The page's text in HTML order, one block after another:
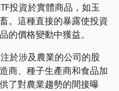
投資於實體商品，如玉
。這種直接的暴露使投資
的價格變動中獲益。
於涉及農業的公司的股
商、種子生產商和食品加
了對農業趨勢的間接曝